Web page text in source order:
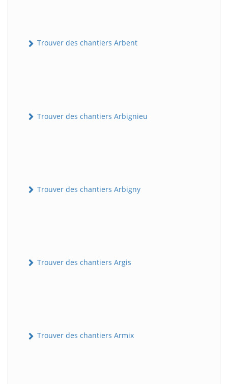
Trouver des chantiers Arbent
Trouver des chantiers Arbignieu
Trouver des chantiers Arbigny
Trouver des chantiers Argis
Trouver des chantiers Armix